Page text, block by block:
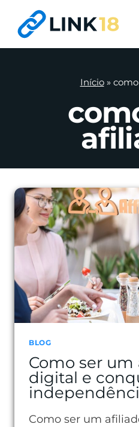
para
Início»
BLOG
Como ser um
digital e
Como ser um